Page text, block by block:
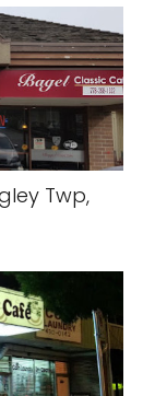
Twp,